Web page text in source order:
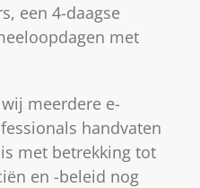
een 4-daagse
met
meerdere e-
handvaten
met betrekking tot
en -beleid nog